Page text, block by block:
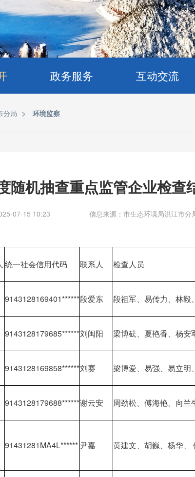
政务服务 互动交流
分局 > 环境监察
随机抽查重点监管企业检查
07-15 10:23 信息来源：市生态环境局洪江市分
统一社会信用代码 联系人 检查人员
9143128169401******段爱东 段祖军、易传力、林毅
9143128179685******刘闽阳 梁博砝、夏艳香、杨安
9143128169858******刘赛 梁博爱、易强、易立明
9143128179688******谢云安 周劲松、傅海艳、向兰
91431281MA4L******尹嘉 黄建文、胡巍、杨华、